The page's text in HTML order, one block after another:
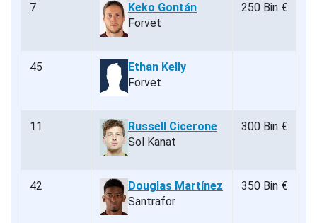
7
Keko Gontán
Forvet
250 Bin €
45
Ethan Kelly
Forvet
11
Russell Cicerone
Sol Kanat
300 Bin €
42
Douglas Martínez
Santrafor
350 Bin €